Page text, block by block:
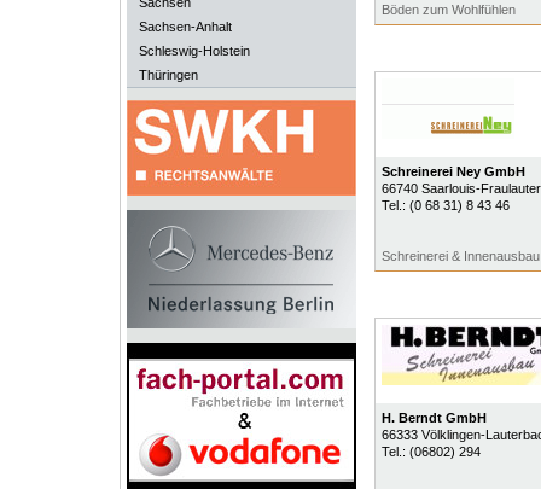
Sachsen-Anhalt
Schleswig-Holstein
Thüringen
Böden zum Wohlfühlen
Schreinerei Ney GmbH
66740 Saarlouis-
Tel.: (0 68 31) 8 43 46
Schreinerei & Innenausbau
H. Berndt GmbH
66333 Völklingen-
Tel.: (06802) 294